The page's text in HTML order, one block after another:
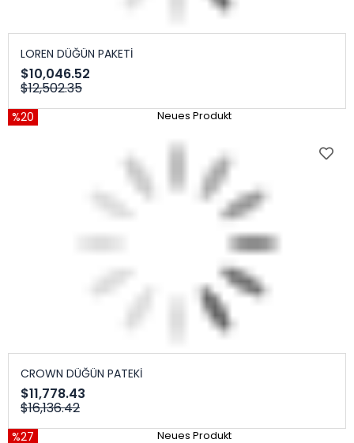
LOREN DÜĞÜN PAKETİ
$10,046.52
$12,502.35
%20 Neues Produkt
CROWN DÜĞÜN PATEKİ
$11,778.43
$16,136.42
%27 Neues Produkt